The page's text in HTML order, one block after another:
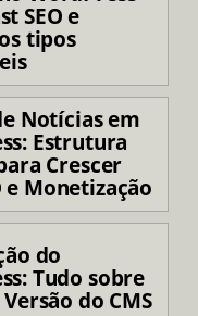
SEO e
tipos
Notícias em
Estrutura
Crescer
e Monetização
do
Tudo sobre
do CMS